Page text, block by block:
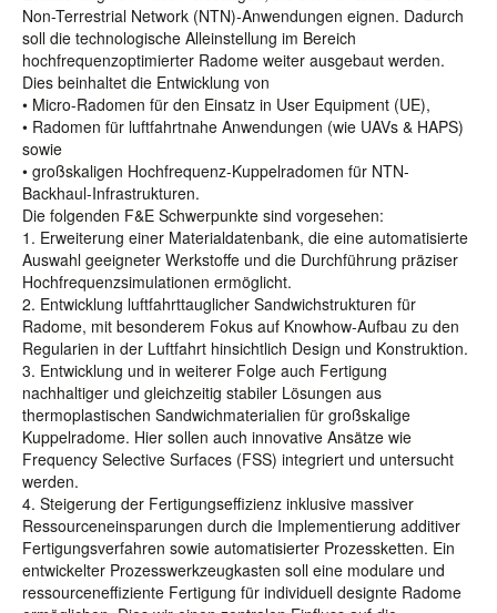
Non-Terrestrial Network (NTN)-Anwendungen eignen. Dadurch
soll die technologische Alleinstellung im Bereich
hochfrequenzoptimierter Radome weiter ausgebaut werden.
Dies beinhaltet die Entwicklung von
• Micro-Radomen für den Einsatz in User Equipment (UE),
• Radomen für luftfahrtnahe Anwendungen (wie UAVs & HAPS)
sowie
• großskaligen Hochfrequenz-Kuppelradomen für NTN-
Backhaul-Infrastrukturen.
Die folgenden F&E Schwerpunkte sind vorgesehen:
1. Erweiterung einer Materialdatenbank, die eine automatisierte
Auswahl geeigneter Werkstoffe und die Durchführung präziser
Hochfrequenzsimulationen ermöglicht.
2. Entwicklung luftfahrttauglicher Sandwichstrukturen für
Radome, mit besonderem Fokus auf Knowhow-Aufbau zu den
Regularien in der Luftfahrt hinsichtlich Design und Konstruktion.
3. Entwicklung und in weiterer Folge auch Fertigung
nachhaltiger und gleichzeitig stabiler Lösungen aus
thermoplastischen Sandwichmaterialien für großskalige
Kuppelradome. Hier sollen auch innovative Ansätze wie
Frequency Selective Surfaces (FSS) integriert und untersucht
werden.
4. Steigerung der Fertigungseffizienz inklusive massiver
Ressourceneinsparungen durch die Implementierung additiver
Fertigungsverfahren sowie automatisierter Prozessketten. Ein
entwickelter Prozesswerkzeugkasten soll eine modulare und
ressourceneffiziente Fertigung für individuell designte Radome